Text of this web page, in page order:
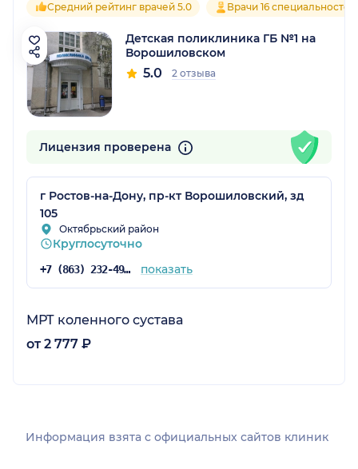
Средний рейтинг врачей 5.0 Врачи 16 специальностей
Детская поликлиника ГБ №1 на
Ворошиловском
5.0 2 отзыва
Лицензия проверена
г Ростов-на-Дону, пр-кт Ворошиловский, зд
105
Октябрьский район
Круглосуточно
+7 (863) 232-49-38 показать
МРТ коленного сустава
от 2 777 ₽
Информация взята c официальных сайтов клиник